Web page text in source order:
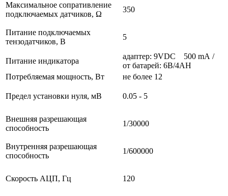
Максимальное сопративление
подключаемых датчиков, Ω
350
Питание подключаемых
тензодатчиков, В
5
Питание индикатора
адаптер: 9VDC 500 mA /
от батарей: 6В/4AH
Потребляемая мощность, Вт
не более 12
Предел установки нуля, мВ 0.05 - 5
Внешняя разрешающая
способность
1/30000
Внутренняя разрешающая
способность
1/600000
Скорость АЦП, Гц 120